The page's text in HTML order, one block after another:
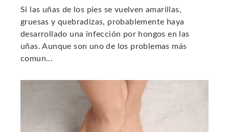
Si las uñas de los pies se vuelven amarillas,
gruesas y quebradizas, probablemente haya
desarrollado una infección por hongos en las
uñas. Aunque son uno de los problemas más
comun...